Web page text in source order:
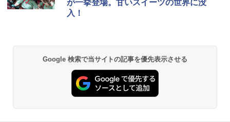
が一挙登場。甘いスイーツの世界に没
入！
Google 検索で当サイトの記事を優先表示させる